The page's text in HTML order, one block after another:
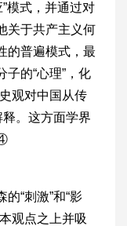
模式，并通过对
关于共产主义何
的普遍模式，最
的“心理”，化
观对中国从传
释。这方面学界
“刺激”和“影
观点之上并吸